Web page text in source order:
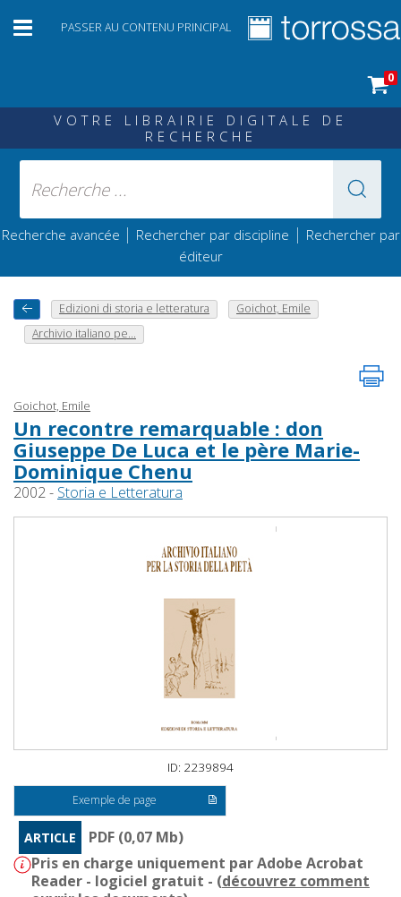
PASSER AU CONTENU PRINCIPAL
0
VOTRE LIBRAIRIE DIGITALE DE
RECHERCHE
Recherche avancée | Rechercher par discipline | Rechercher par
éditeur
Edizioni di storia e letteratura
Goichot, Emile
Archivio italiano pe...
Goichot, Emile
Un recontre remarquable : don
Giuseppe De Luca et le père Marie-
Dominique Chenu
2002 - Storia e Letteratura
ID: 2239894
Exemple de page
ARTICLE
PDF (0,07 Mb)
Pris en charge uniquement par Adobe Acrobat
Reader - logiciel gratuit - (découvrez comment